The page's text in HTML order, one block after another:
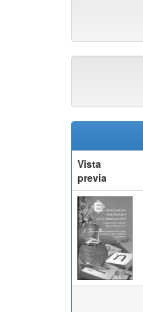
Vista
previa